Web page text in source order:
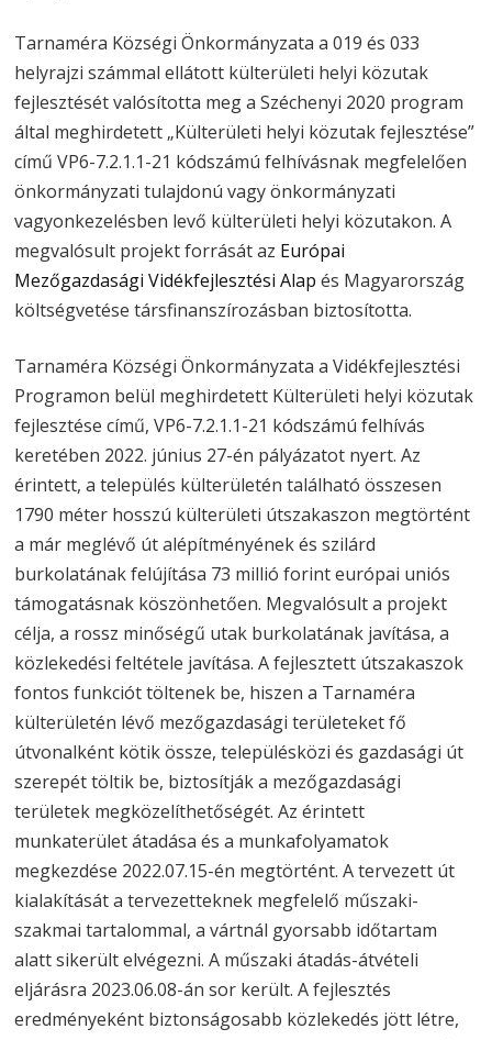
Tarnaméra Községi Önkormányzata a 019 és 033
helyrajzi számmal ellátott külterületi helyi közutak
fejlesztését valósította meg a Széchenyi 2020 program
által meghirdetett „Külterületi helyi közutak fejlesztése”
című VP6-7.2.1.1-21 kódszámú felhívásnak megfelelően
önkormányzati tulajdonú vagy önkormányzati
vagyonkezelésben levő külterületi helyi közutakon. A
megvalósult projekt forrását az Európai
Mezőgazdasági Vidékfejlesztési Alap és Magyarország
költségvetése társfinanszírozásban biztosította.
Tarnaméra Községi Önkormányzata a Vidékfejlesztési
Programon belül meghirdetett Külterületi helyi közutak
fejlesztése című, VP6-7.2.1.1-21 kódszámú felhívás
keretében 2022. június 27-én pályázatot nyert. Az
érintett, a település külterületén található összesen
1790 méter hosszú külterületi útszakaszon megtörtént
a már meglévő út alépítményének és szilárd
burkolatának felújítása 73 millió forint európai uniós
támogatásnak köszönhetően. Megvalósult a projekt
célja, a rossz minőségű utak burkolatának javítása, a
közlekedési feltétele javítása. A fejlesztett útszakaszok
fontos funkciót töltenek be, hiszen a Tarnaméra
külterületén lévő mezőgazdasági területeket fő
útvonalként kötik össze, településközi és gazdasági út
szerepét töltik be, biztosítják a mezőgazdasági
területek megközelíthetőségét. Az érintett
munkaterület átadása és a munkafolyamatok
megkezdése 2022.07.15-én megtörtént. A tervezett út
kialakítását a tervezetteknek megfelelő műszaki-
szakmai tartalommal, a vártnál gyorsabb időtartam
alatt sikerült elvégezni. A műszaki átadás-átvételi
eljárásra 2023.06.08-án sor került. A fejlesztés
eredményeként biztonságosabb közlekedés jött létre,